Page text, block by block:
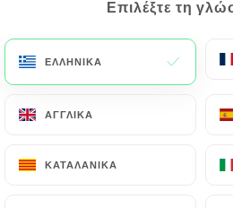
Επιλέξτε τη
ΕΛΛΗΝΙΚΆ
ΑΓΓΛΙΚΆ
ΚΑΤΑΛΑΝΙΚΆ
ΑΡΧΙΚΉ/ΕΠΑΦΉ
Επιλέξτε τη
ΕΛΛΗΝΙΚΆ
ΑΓΓΛΙΚΆ
ΚΑΤΑΛΑΝΙΚΆ